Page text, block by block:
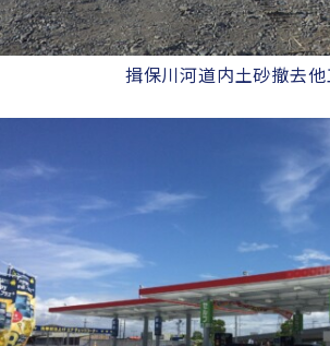
揖保川河道内土砂撤去